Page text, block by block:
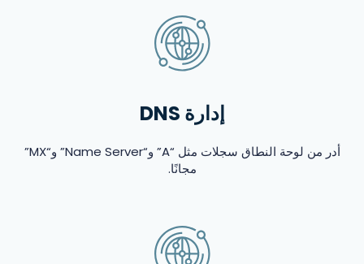
إدارة DNS
أدر من لوحة النطاق سجلات مثل “A” و“Name Server” و“MX”
مجانًا.